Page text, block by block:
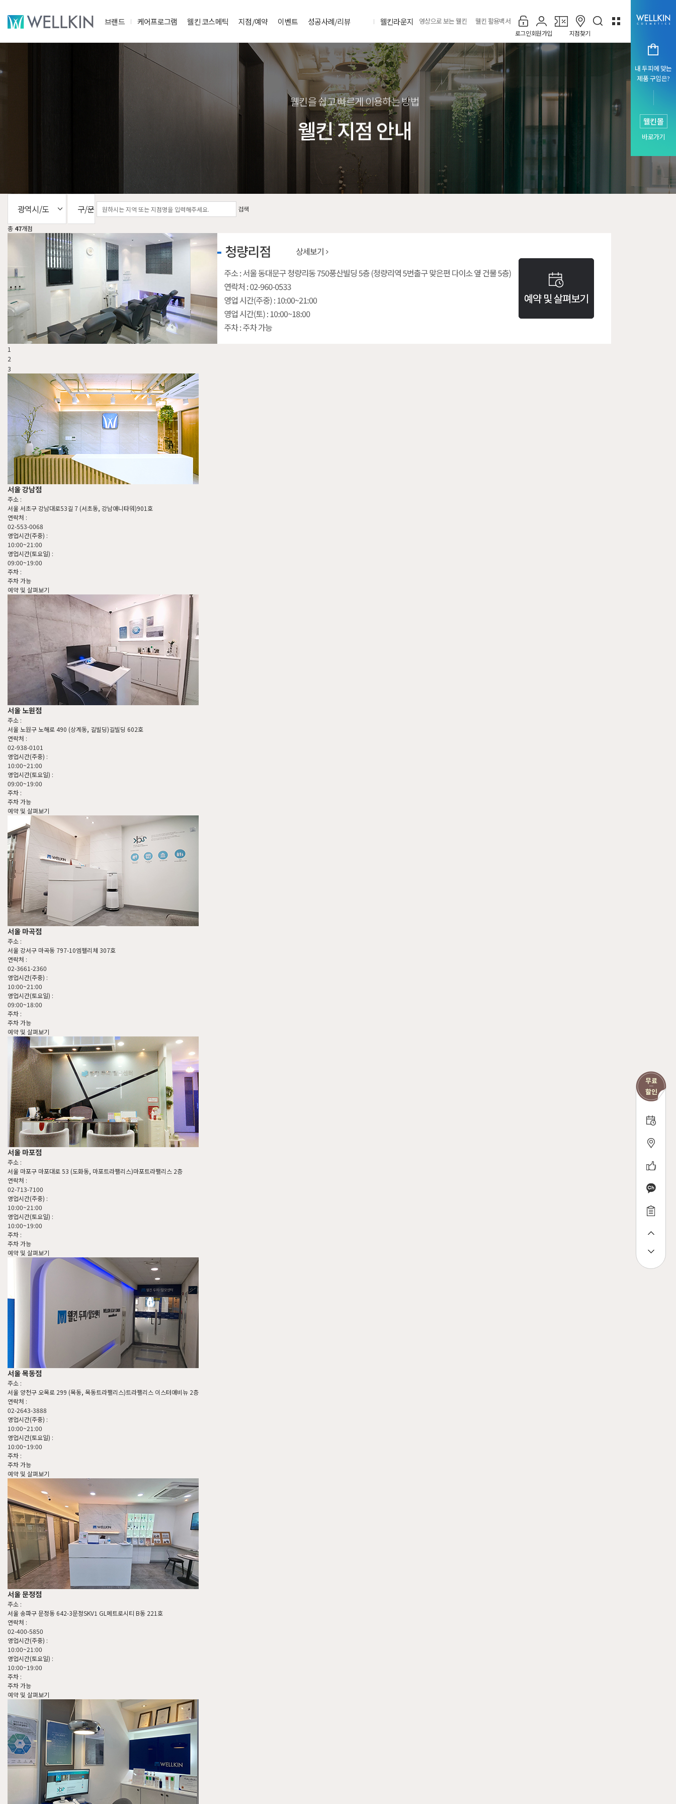
브랜드 케어프로그램 웰킨 코스메틱 지점/예약 이벤트 성공사례/리뷰 웰킨라운지 영상으로 보는 웰킨 웰킨 활용백서
로그인회원가입 지점찾기
내 두피에 맞는
제품 구입은?
웰킨몰
바로가기
웰킨을 쉽고 빠르게 이용하는 방법
웰킨 지점 안내
검색
총 47개점
1
2
3
서울 강남점
주소 :
서울 서초구 강남대로53길 7 (서초동, 강남애니타워)901호
연락처 :
02-553-0068
영업시간(주중) :
10:00~21:00
영업시간(토요일) :
09:00~19:00
주차 :
주차 가능
예약 및 살펴보기
서울 노원점
주소 :
서울 노원구 노해로 490 (상계동, 길빌딩)길빌딩 602호
연락처 :
02-938-0101
영업시간(주중) :
10:00~21:00
영업시간(토요일) :
09:00~19:00
주차 :
주차 가능
예약 및 살펴보기
서울 마곡점
주소 :
서울 강서구 마곡동 797-10엠펠리체 307호
연락처 :
02-3661-2360
영업시간(주중) :
10:00~21:00
영업시간(토요일) :
09:00~18:00
주차 :
주차 가능
예약 및 살펴보기
서울 마포점
주소 :
서울 마포구 마포대로 53 (도화동, 마포트라팰리스)마포트라팰리스 2층
연락처 :
02-713-7100
영업시간(주중) :
10:00~21:00
영업시간(토요일) :
10:00~19:00
주차 :
주차 가능
예약 및 살펴보기
서울 목동점
주소 :
서울 양천구 오목로 299 (목동, 목동트라팰리스)트라팰리스 이스터애비뉴 2층
연락처 :
02-2643-3888
영업시간(주중) :
10:00~21:00
영업시간(토요일) :
10:00~19:00
주차 :
주차 가능
예약 및 살펴보기
서울 문정점
주소 :
서울 송파구 문정동 642-3문정SKV1 GL메트로시티 B동 221호
연락처 :
02-400-5850
영업시간(주중) :
10:00~21:00
영업시간(토요일) :
10:00~19:00
주차 :
주차 가능
예약 및 살펴보기
고객불편사항
제목
문의내용
업무제휴/광고문의
이름
제목
문의내용